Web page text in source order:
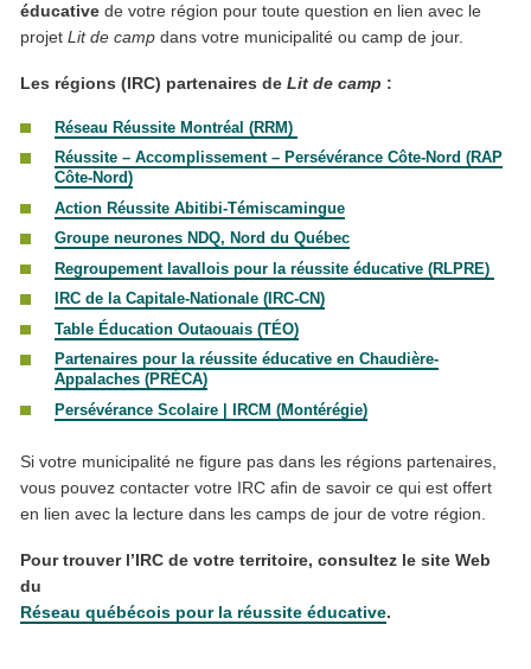
éducative de votre région pour toute question en lien avec le
projet Lit de camp dans votre municipalité ou camp de jour.
Les régions (IRC) partenaires de Lit de camp :
Réseau Réussite Montréal (RRM)
Réussite – Accomplissement – Persévérance Côte-Nord (RAP
Côte-Nord)
Action Réussite Abitibi-Témiscamingue
Groupe neurones NDQ, Nord du Québec
Regroupement lavallois pour la réussite éducative (RLPRE)
IRC de la Capitale-Nationale (IRC-CN)
Table Éducation Outaouais (TÉO)
Partenaires pour la réussite éducative en Chaudière-
Appalaches (PRÉCA)
Persévérance Scolaire | IRCM (Montérégie)
Si votre municipalité ne figure pas dans les régions partenaires,
vous pouvez contacter votre IRC afin de savoir ce qui est offert
en lien avec la lecture dans les camps de jour de votre région.
Pour trouver l’IRC de votre territoire, consultez le site Web
du
Réseau québécois pour la réussite éducative.